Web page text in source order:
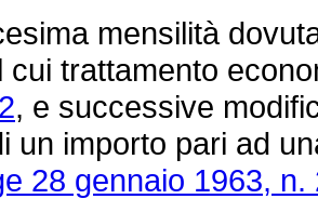
mensilità
cui trattamento
, e successive
un importo pari ad
28 gennaio 1963, n.